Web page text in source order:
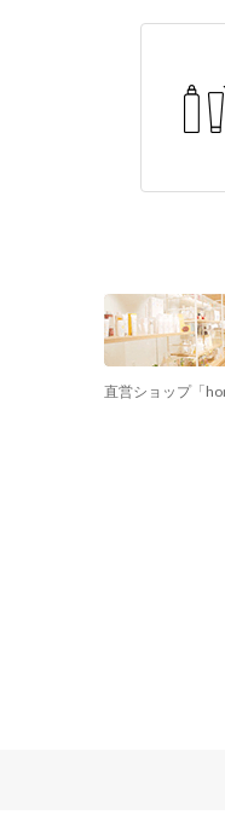
直営ショップ「